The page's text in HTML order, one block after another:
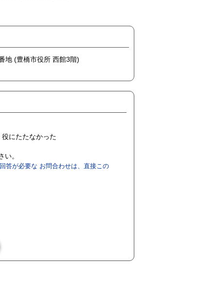
地 (豊橋市役所 西館3階)
役にたたなかった
い。
答が必要な お問合わせは、直接この